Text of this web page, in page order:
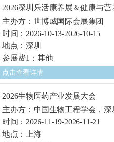
2026深圳乐活康养展＆健康与
主办方：世博威国际会展集团
时间：2026-10-13-2026-10-15
地点：深圳
参展费1：其他
点击查看详情
2026生物医药产业发展大会
主办方：中国生物工程学会，
时间：2026-11-19-2026-11-21
地点：上海